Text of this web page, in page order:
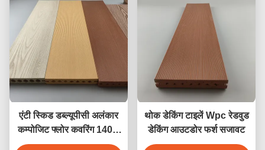
एंटी स्किड डब्ल्यूपीसी अलंकार
कम्पोजिट फ्लोर कवरिंग 140 x
25 मिमी ब्राउन कॉफी ग्रे सागौन
थोक डेकिंग टाइलें Wpc रेडवुड
डेकिंग आउटडोर फर्श सजावट